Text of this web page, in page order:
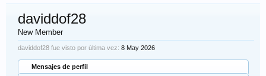
daviddof28
New Member
daviddof28 fue visto por última vez: 8 May 2026
Mensajes de perfil